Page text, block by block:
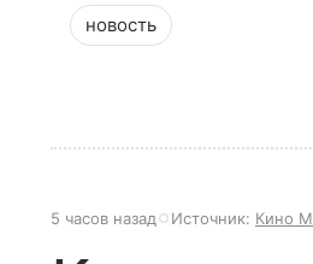
новость
5 часов назад Источник: Кино